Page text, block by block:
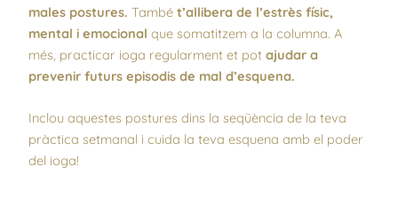
males postures. Tambét’allibera de l’estrès físic,
mental i emocionalque somatitzem a la columna. A
més, practicar ioga regularment et potajudar a
prevenir futurs episodis de mal d’esquena.
Inclou aquestes postures dins la seqüència de la teva
pràctica setmanal i cuida la teva esquena amb el poder
del ioga!